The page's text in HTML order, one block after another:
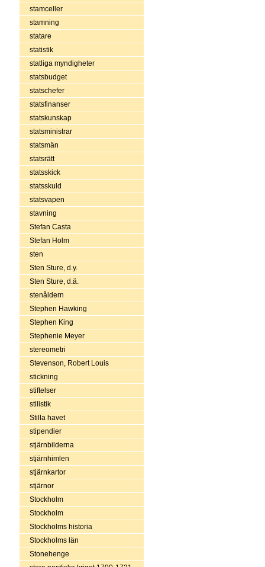
stamceller
stamning
statare
statistik
statliga myndigheter
statsbudget
statschefer
statsfinanser
statskunskap
statsministrar
statsmän
statsrätt
statsskick
statsskuld
statsvapen
stavning
Stefan Casta
Stefan Holm
sten
Sten Sture, d.y.
Sten Sture, d.ä.
stenåldern
Stephen Hawking
Stephen King
Stephenie Meyer
stereometri
Stevenson, Robert Louis
stickning
stiftelser
stilistik
Stilla havet
stipendier
stjärnbilderna
stjärnhimlen
stjärnkartor
stjärnor
Stockholm
Stockholm
Stockholms historia
Stockholms län
Stonehenge